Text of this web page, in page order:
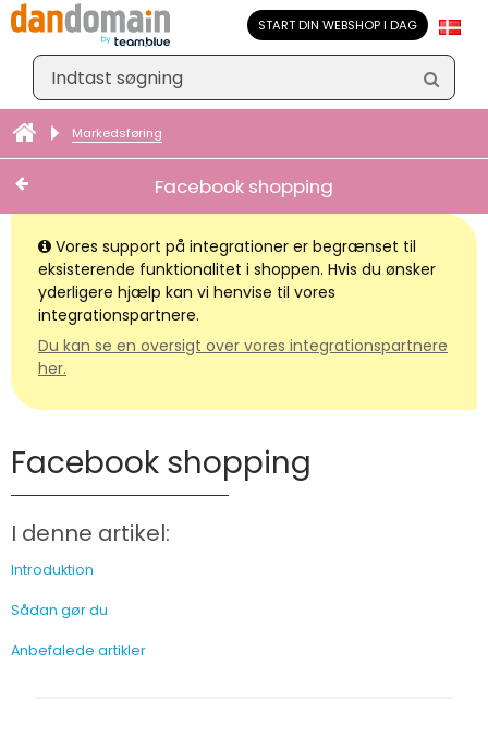
START DIN WEBSHOP I DAG
Markedsføring
Facebook shopping
Vores support på integrationer er begrænset til
eksisterende funktionalitet i shoppen. Hvis du ønsker
yderligere hjælp kan vi henvise til vores
integrationspartnere.
Du kan se en oversigt over vores integrationspartnere
her.
Facebook shopping
I denne artikel:
Introduktion
Sådan gør du
Anbefalede artikler